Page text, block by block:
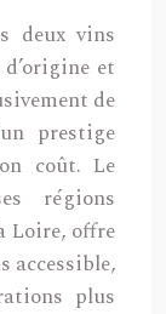
deux vins
et
de
prestige
coût. Le
régions
Loire, offre
accessible,
plus